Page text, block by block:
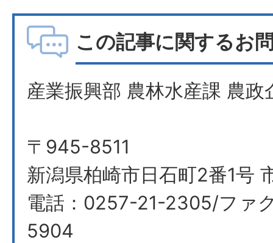
この記事に関するお
産業振興部 農林水産課 農政
〒945-8511
新潟県柏崎市日石町2番1号
電話：0257-21-2305/ファ
5904